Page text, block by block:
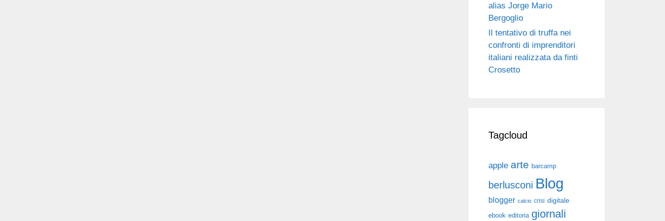
alias Jorge Mario
Bergoglio
Il tentativo di truffa nei
confronti di imprenditori
italiani realizzata da finti
Crosetto
Tagcloud
apple arte barcamp
berlusconi Blog
blogger calcio crisi digitale
ebook editoria giornali